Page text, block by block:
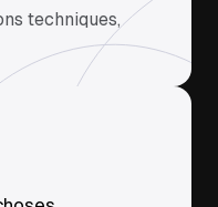
techniques,